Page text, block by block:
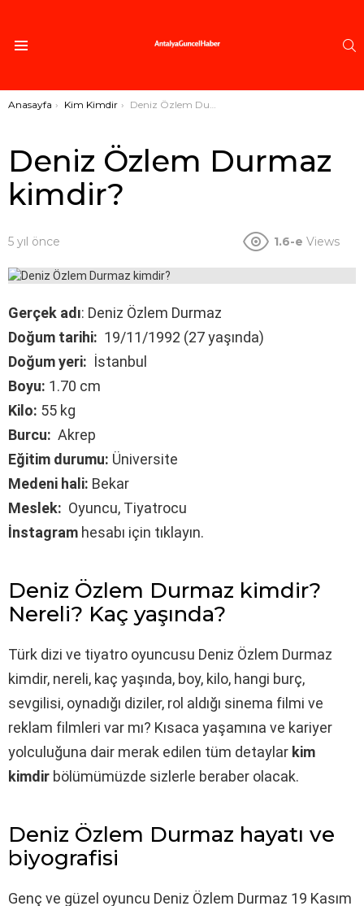
Buradasınız:
Anasayfa Kim Kimdir Deniz Özlem Durmaz kimdir?
Deniz Özlem Durmaz
kimdir?
5 yıl önce 1.6-e Views
Gerçek adı: Deniz Özlem Durmaz
Doğum tarihi: 19/11/1992 (27 yaşında)
Doğum yeri: İstanbul
Boyu: 1.70 cm
Kilo: 55 kg
Burcu: Akrep
Eğitim durumu: Üniversite
Medeni hali: Bekar
Meslek: Oyuncu, Tiyatrocu
İnstagram hesabı için tıklayın.
Deniz Özlem Durmaz kimdir?
Nereli? Kaç yaşında?
Türk dizi ve tiyatro oyuncusu Deniz Özlem Durmaz
kimdir, nereli, kaç yaşında, boy, kilo, hangi burç,
sevgilisi, oynadığı diziler, rol aldığı sinema filmi ve
reklam filmleri var mı? Kısaca yaşamına ve kariyer
yolculuğuna dair merak edilen tüm detaylar kim
kimdir bölümümüzde sizlerle beraber olacak.
Deniz Özlem Durmaz hayatı ve
biyografisi
Genç ve güzel oyuncu Deniz Özlem Durmaz 19 Kasım